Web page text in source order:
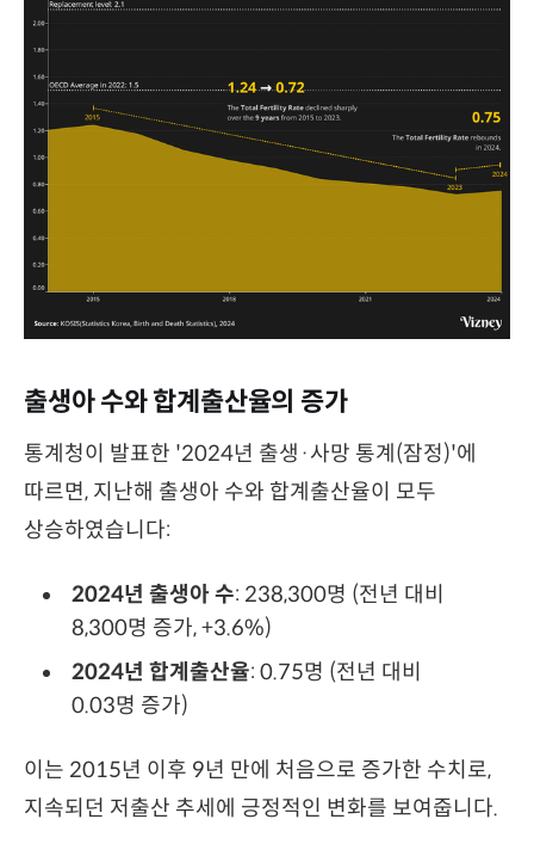
출생아 수와 합계출산율의 증가
통계청이 발표한 '2024년 출생·사망 통계(잠정)'에
따르면, 지난해 출생아 수와 합계출산율이 모두
상승하였습니다:​
2024년 출생아 수: 238,300명 (전년 대비
8,300명 증가, +3.6%)
2024년 합계출산율: 0.75명 (전년 대비
0.03명 증가)​
이는 2015년 이후 9년 만에 처음으로 증가한 수치로,
지속되던 저출산 추세에 긍정적인 변화를 보여줍니다. ​